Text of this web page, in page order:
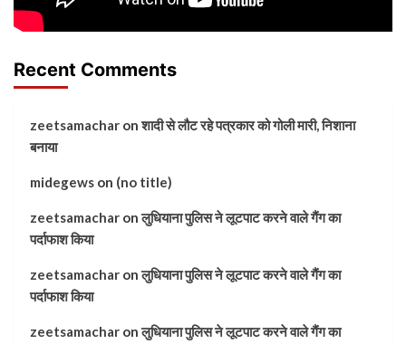
Recent Comments
zeetsamachar onशादी से लौट रहे पत्रकार को गोली मारी, निशाना
बनाया
midegews on (no title)
zeetsamachar onलुधियाना पुलिस ने लूटपाट करने वाले गैंग का
पर्दाफाश किया
zeetsamachar onलुधियाना पुलिस ने लूटपाट करने वाले गैंग का
पर्दाफाश किया
zeetsamachar onलुधियाना पुलिस ने लूटपाट करने वाले गैंग का